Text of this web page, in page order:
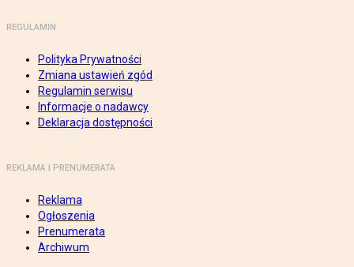
REGULAMIN
Polityka Prywatności
Zmiana ustawień zgód
Regulamin serwisu
Informacje o nadawcy
Deklaracja dostępności
REKLAMA I PRENUMERATA
Reklama
Ogłoszenia
Prenumerata
Archiwum